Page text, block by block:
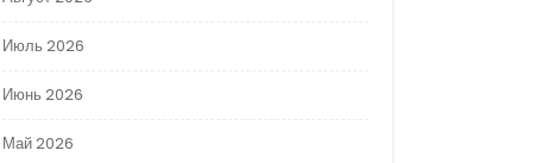
Июль 2026
Июнь 2026
Май 2026